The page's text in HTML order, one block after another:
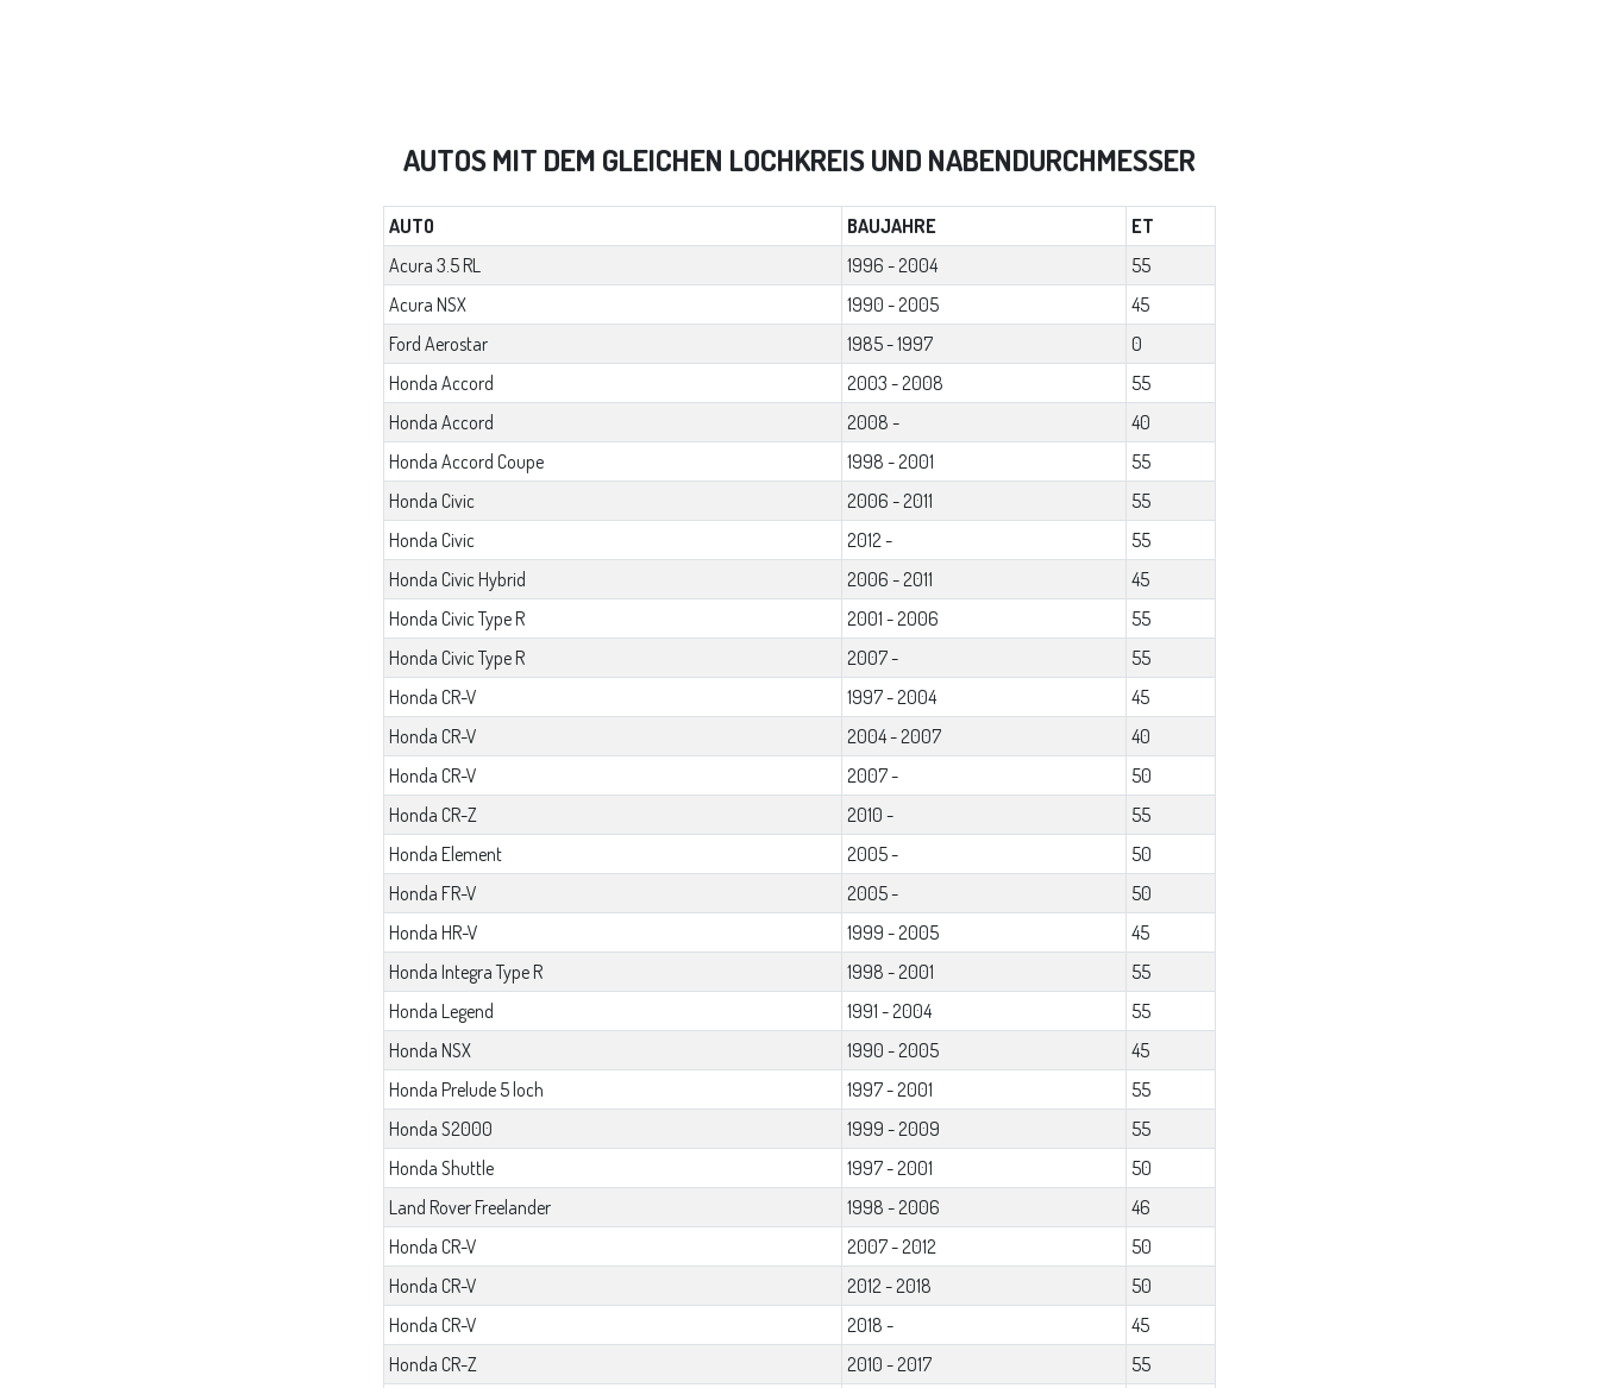
AUTOS MIT DEM GLEICHEN LOCHKREIS UND NABENDURCHMESSER
AUTO BAUJAHRE
ET
Acura 3.5 RL
1996 - 2004
55
Acura NSX
1990 - 2005
45
Ford Aerostar
1985 - 1997
0
Honda Accord
2003 - 2008
55
Honda Accord
2008 -
40
Honda Accord Coupe
1998 - 2001
55
Honda Civic
2006 - 2011
55
Honda Civic
2012 -
55
Honda Civic Hybrid
2006 - 2011
45
Honda Civic Type R
2001 - 2006
55
Honda Civic Type R
2007 -
55
Honda CR-V
1997 - 2004
45
Honda CR-V
2004 - 2007
40
Honda CR-V
2007 -
50
Honda CR-Z
2010 -
55
Honda Element
2005 -
50
Honda FR-V
2005 -
50
Honda HR-V
1999 - 2005
45
Honda Integra Type R
1998 - 2001
55
Honda Legend
1991 - 2004
55
Honda NSX
1990 - 2005
45
Honda Prelude 5 loch
1997 - 2001
55
Honda S2000
1999 - 2009
55
Honda Shuttle
1997 - 2001
50
Land Rover Freelander
1998 - 2006
46
Honda CR-V
2007 - 2012
50
Honda CR-V
2012 - 2018
50
Honda CR-V
2018 -
45
Honda CR-Z
2010 - 2017 55